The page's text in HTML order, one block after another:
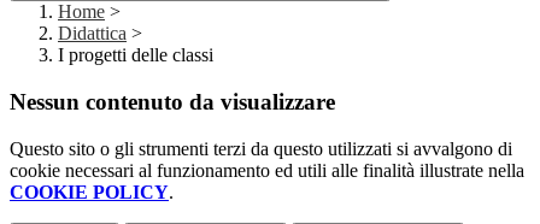
Home >
Didattica >
I progetti delle classi
Nessun contenuto da visualizzare
Questo sito o gli strumenti terzi da questo utilizzati si avvalgono di
cookie necessari al funzionamento ed utili alle finalità illustrate nella
COOKIE POLICY.